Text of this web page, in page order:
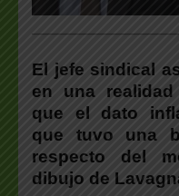
El jefe sindical
en una
que el dato
que tuvo una
respecto del
dibujo de